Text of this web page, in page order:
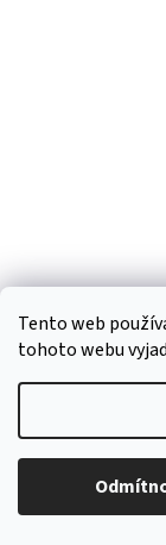
Tento web
tohoto webu
Hrnek